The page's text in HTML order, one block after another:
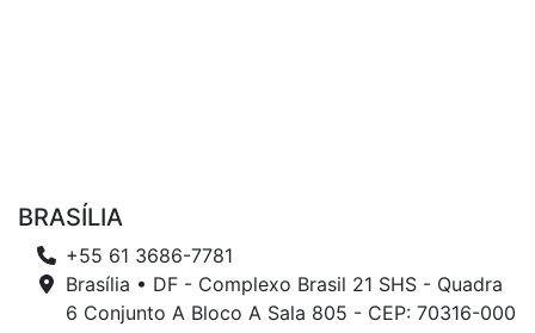
BRASÍLIA
+55 61 3686-7781
Brasília • DF - Complexo Brasil 21 SHS - Quadra
6 Conjunto A Bloco A Sala 805 - CEP: 70316-000